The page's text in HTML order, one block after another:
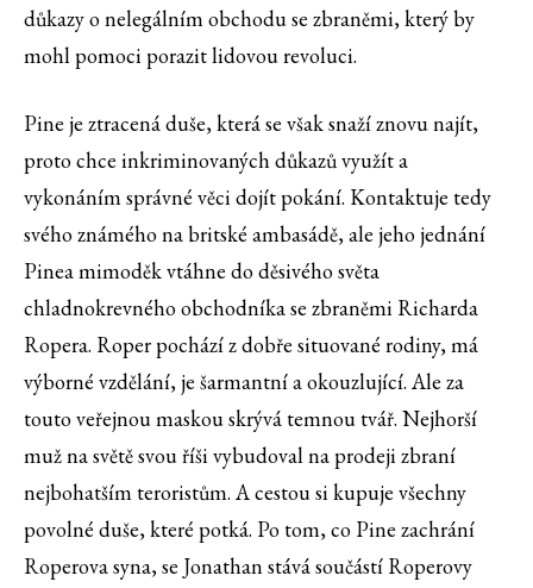
důkazy o nelegálním obchodu se zbraněmi, který by
mohl pomoci porazit lidovou revoluci.
Pine je ztracená duše, která se však snaží znovu najít,
proto chce inkriminovaných důkazů využít a
vykonáním správné věci dojít pokání. Kontaktuje tedy
svého známého na britské ambasádě, ale jeho jednání
Pinea mimoděk vtáhne do děsivého světa
chladnokrevného obchodníka se zbraněmi Richarda
Ropera. Roper pochází z dobře situované rodiny, má
výborné vzdělání, je šarmantní a okouzlující. Ale za
touto veřejnou maskou skrývá temnou tvář. Nejhorší
muž na světě svou říši vybudoval na prodeji zbraní
nejbohatším teroristům. A cestou si kupuje všechny
povolné duše, které potká. Po tom, co Pine zachrání
Roperova syna, se Jonathan stává součástí Roperovy